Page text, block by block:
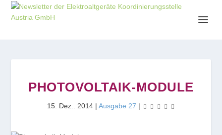
PHOTOVOLTAIK-MODULE
15. Dez.. 2014 | Ausgabe 27 |